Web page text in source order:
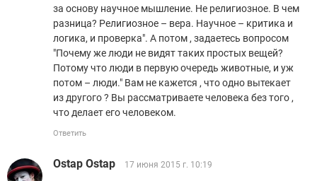
за основу научное мышление. Не религиозное. В чем
разница? Религиозное – вера. Научное – критика и
логика, и проверка". А потом , задаетесь вопросом
"Почему же люди не видят таких простых вещей?
Потому что люди в первую очередь животные, и уж
потом – люди." Вам не кажется , что одно вытекает
из другого ? Вы рассматриваете человека без того ,
что делает его человеком.
Ответить
Ostap Ostap 17 июня 2015 г. 10:19